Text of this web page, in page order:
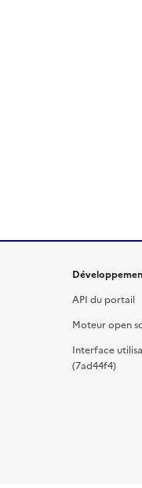
API du portail
Moteur open
Interface
(7ad44f4)